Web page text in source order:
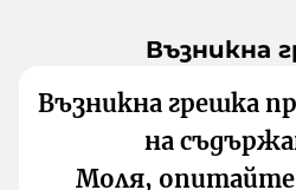
Възникна
Възникна грешка
на
Моля,